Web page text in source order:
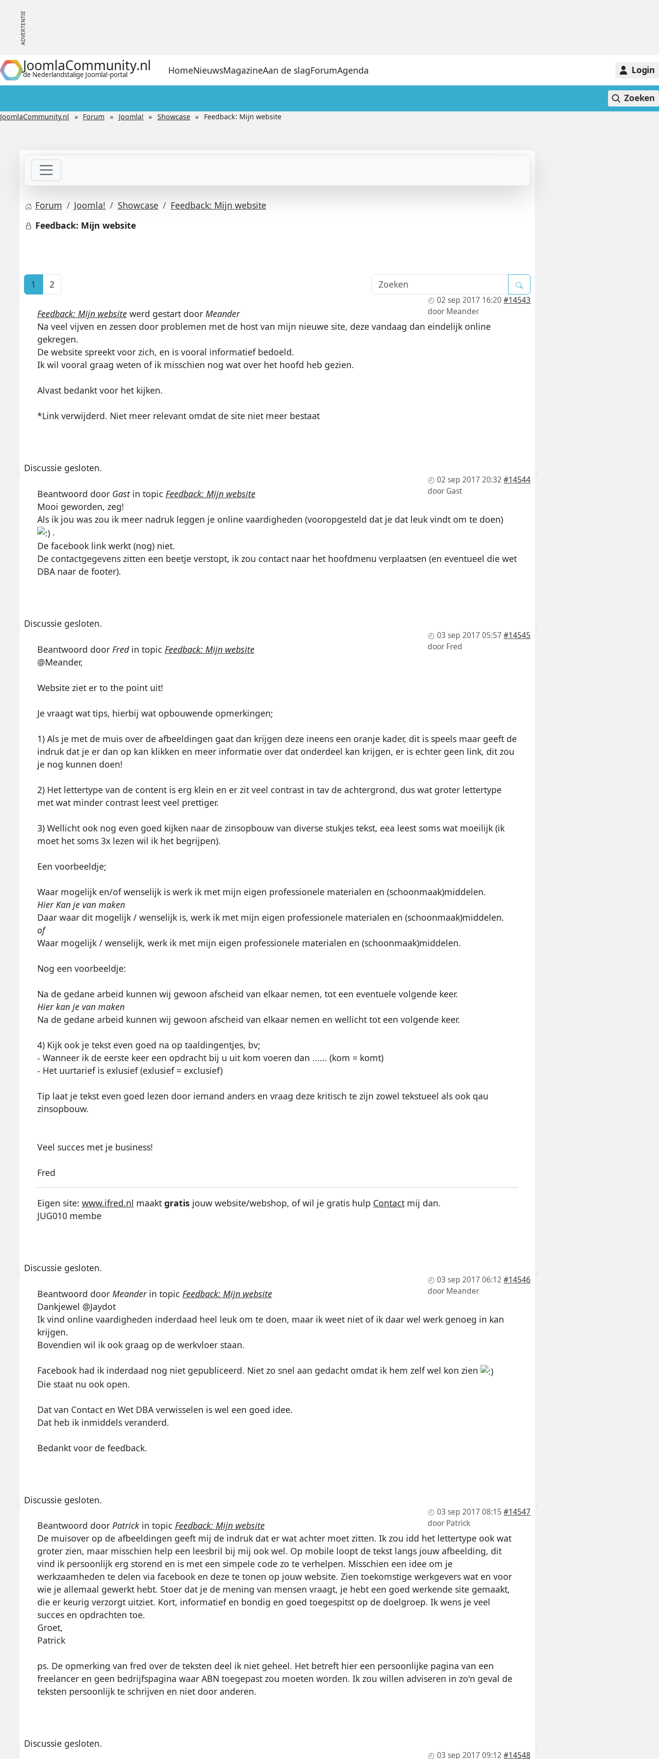
JoomlaCommunity.nl
de Nederlandstalige Joomla!-portal HomeNieuwsMagazineAan de slagForumAgenda Login
Zoeken
JoomlaCommunity.nl Forum Joomla! Showcase Feedback: Mijn website
Forum Joomla! Showcase
Feedback: Mijn website
Feedback: Mijn website
1 2
02 sep 2017 16:20 #14543
door Meander
Feedback: Mijn websitewerd gestart door Meander
Na veel vijven en zessen door problemen met de host van mijn nieuwe site, deze vandaag dan eindelijk online
gekregen.
De website spreekt voor zich, en is vooral informatief bedoeld.
Ik wil vooral graag weten of ik misschien nog wat over het hoofd heb gezien.
Alvast bedankt voor het kijken.
*Link verwijderd. Niet meer relevant omdat de site niet meer bestaat
Discussie gesloten.
02 sep 2017 20:32 #14544
door Gast
Beantwoord door Gastin topic Feedback: Mijn website
Mooi geworden, zeg!
Als ik jou was zou ik meer nadruk leggen je online vaardigheden (vooropgesteld dat je dat leuk vindt om te doen)
.
De facebook link werkt (nog) niet.
De contactgegevens zitten een beetje verstopt, ik zou contact naar het hoofdmenu verplaatsen (en eventueel die wet
DBA naar de footer).
Discussie gesloten.
03 sep 2017 05:57 #14545
door Fred
Beantwoord door Fredin topic Feedback: Mijn website
@Meander,
Website ziet er to the point uit!
Je vraagt wat tips, hierbij wat opbouwende opmerkingen;
1) Als je met de muis over de afbeeldingen gaat dan krijgen deze ineens een oranje kader, dit is speels maar geeft de
indruk dat je er dan op kan klikken en meer informatie over dat onderdeel kan krijgen, er is echter geen link, dit zou
je nog kunnen doen!
2) Het lettertype van de content is erg klein en er zit veel contrast in tav de achtergrond, dus wat groter lettertype
met wat minder contrast leest veel prettiger.
3) Wellicht ook nog even goed kijken naar de zinsopbouw van diverse stukjes tekst, eea leest soms wat moeilijk (ik
moet het soms 3x lezen wil ik het begrijpen).
Een voorbeeldje;
Waar mogelijk en/of wenselijk is werk ik met mijn eigen professionele materialen en (schoonmaak)middelen.
Hier Kan je van maken
Daar waar dit mogelijk / wenselijk is, werk ik met mijn eigen professionele materialen en (schoonmaak)middelen.
of
Waar mogelijk / wenselijk, werk ik met mijn eigen professionele materialen en (schoonmaak)middelen.
Nog een voorbeeldje:
Na de gedane arbeid kunnen wij gewoon afscheid van elkaar nemen, tot een eventuele volgende keer.
Hier kan je van maken
Na de gedane arbeid kunnen wij gewoon afscheid van elkaar nemen en wellicht tot een volgende keer.
4) Kijk ook je tekst even goed na op taaldingentjes, bv;
- Wanneer ik de eerste keer een opdracht bij u uit kom voeren dan ...... (kom = komt)
- Het uurtarief is exlusief (exlusief = exclusief)
Tip laat je tekst even goed lezen door iemand anders en vraag deze kritisch te zijn zowel tekstueel als ook qau
zinsopbouw.
Veel succes met je business!
Fred
Eigen site: www.ifred.nl maakt gratis jouw website/webshop, of wil je gratis hulp Contactmij dan.
JUG010 membe
Discussie gesloten.
03 sep 2017 06:12 #14546
door Meander
Beantwoord door Meanderin topic Feedback: Mijn website
Dankjewel @Jaydot
Ik vind online vaardigheden inderdaad heel leuk om te doen, maar ik weet niet of ik daar wel werk genoeg in kan
krijgen.
Bovendien wil ik ook graag op de werkvloer staan.
Facebook had ik inderdaad nog niet gepubliceerd. Niet zo snel aan gedacht omdat ik hem zelf wel kon zien
Die staat nu ook open.
Dat van Contact en Wet DBA verwisselen is wel een goed idee.
Dat heb ik inmiddels veranderd.
Bedankt voor de feedback.
Discussie gesloten.
03 sep 2017 08:15 #14547
door Patrick
Beantwoord door Patrickin topic Feedback: Mijn website
De muisover op de afbeeldingen geeft mij de indruk dat er wat achter moet zitten. Ik zou idd het lettertype ook wat
groter zien, maar misschien help een leesbril bij mij ook wel. Op mobile loopt de tekst langs jouw afbeelding, dit
vind ik persoonlijk erg storend en is met een simpele code zo te verhelpen. Misschien een idee om je
werkzaamheden te delen via facebook en deze te tonen op jouw website. Zien toekomstige werkgevers wat en voor
wie je allemaal gewerkt hebt. Stoer dat je de mening van mensen vraagt, je hebt een goed werkende site gemaakt,
die er keurig verzorgt uitziet. Kort, informatief en bondig en goed toegespitst op de doelgroep. Ik wens je veel
succes en opdrachten toe.
Groet,
Patrick
ps. De opmerking van fred over de teksten deel ik niet geheel. Het betreft hier een persoonlijke pagina van een
freelancer en geen bedrijfspagina waar ABN toegepast zou moeten worden. Ik zou willen adviseren in zo'n geval de
teksten persoonlijk te schrijven en niet door anderen.
Discussie gesloten.
03 sep 2017 09:12 #14548